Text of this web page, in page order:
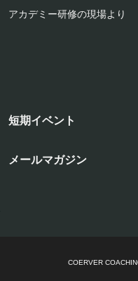
アカデミー研修の現場より
短期イベント
メールマガジン
COERVER